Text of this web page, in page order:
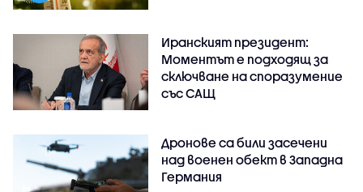
Иранският президент:
Моментът е подходящ за
сключване на споразумение
със САЩ
Дронове са били засечени
над военен обект в Западна
Германия